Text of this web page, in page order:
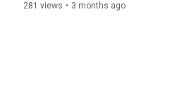
281 views • 3 months ago